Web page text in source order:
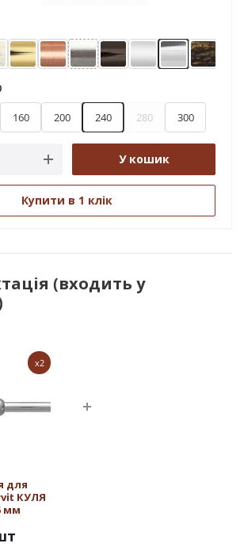
золото
ЗолотоМідьНержавіюча сталь
ОніксСатин ХромЧорне
160 200 240 280 300
У кошик
Купити в 1 клік
(входить у
x2
для
КУЛЯ
мм